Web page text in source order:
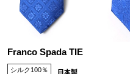
Franco Spada TIE
シルク100％